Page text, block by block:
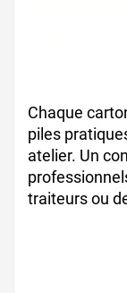
Chaque
piles
atelier. Un
traiteurs ou